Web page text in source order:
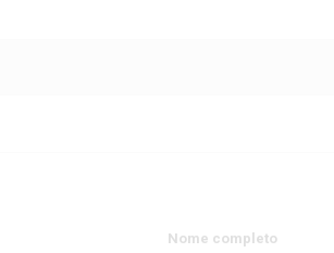
Nome completo